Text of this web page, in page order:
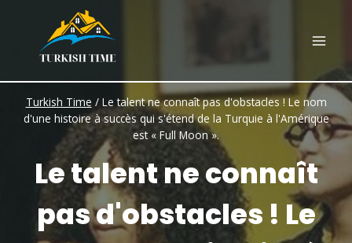
content
Turkish Time / Le talent ne connaît pas d'obstacles ! Le nom
d'une histoire à succès qui s'étend de la Turquie à l'Amérique
est « Full Moon ».
Le talent ne connaît
pas d'obstacles ! Le